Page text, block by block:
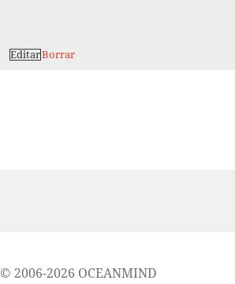
EditarBorrar
© 2006-2026 OCEANMIND